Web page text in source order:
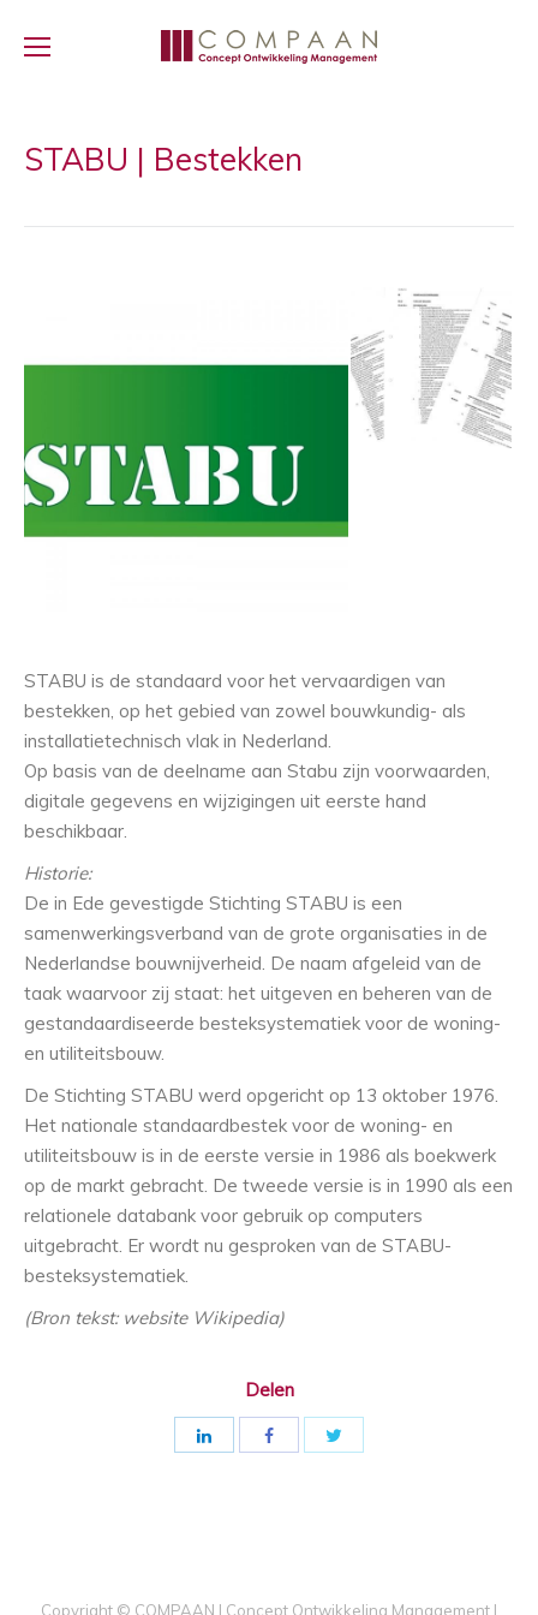
STABU | Bestekken
STABU is de standaard voor het vervaardigen van
bestekken, op het gebied van zowel bouwkundig- als
installatietechnisch vlak in Nederland.
Op basis van de deelname aan Stabu zijn voorwaarden,
digitale gegevens en wijzigingen uit eerste hand
beschikbaar.
Historie:
De in Ede gevestigde Stichting STABU is een
samenwerkingsverband van de grote organisaties in de
Nederlandse bouwnijverheid. De naam afgeleid van de
taak waarvoor zij staat: het uitgeven en beheren van de
gestandaardiseerde besteksystematiek voor de woning-
en utiliteitsbouw.
De Stichting STABU werd opgericht op 13 oktober 1976.
Het nationale standaardbestek voor de woning- en
utiliteitsbouw is in de eerste versie in 1986 als boekwerk
op de markt gebracht. De tweede versie is in 1990 als een
relationele databank voor gebruik op computers
uitgebracht. Er wordt nu gesproken van de STABU-
besteksystematiek.
(Bron tekst: website Wikipedia)
Delen
Copyright © COMPAAN | Concept Ontwikkeling Management |